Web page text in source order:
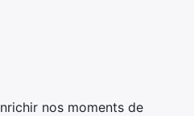
nos moments de